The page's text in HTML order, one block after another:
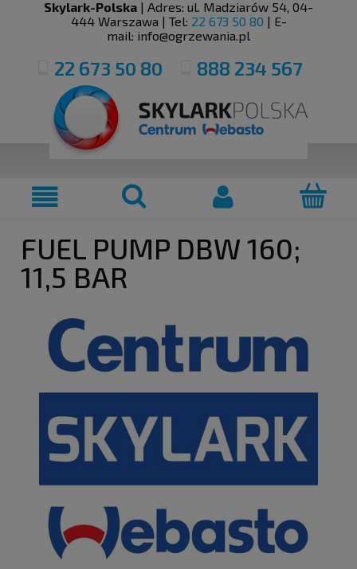
Skylark-Polska | Adres: ul. Madziarów 54, 04-
444 Warszawa | Tel: 22 673 50 80 | E-
mail: info@ogrzewania.pl
22 673 50 80 888 234 567
FUEL PUMP DBW 160;
11,5 BAR